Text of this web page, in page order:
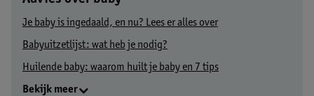
Je baby is ingedaald, en nu? Lees er alles over
Babyuitzetlijst: wat heb je nodig?
Huilende baby: waarom huilt je baby en 7 tips
Bekijk meer